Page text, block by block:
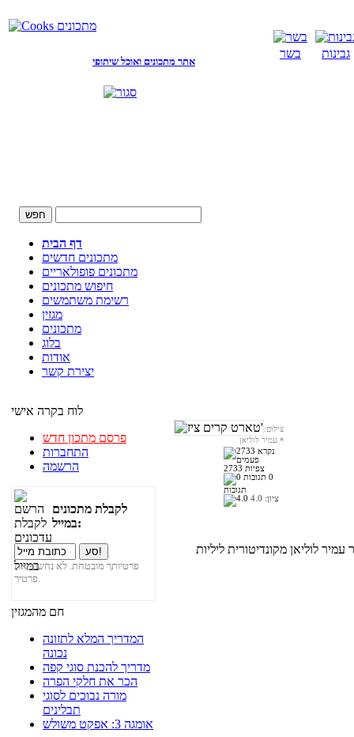
אתר מתכונים ואוכל שיתופי
בשר גבינות
דף הבית
מתכונים חדשים
מתכונים פופולאריים
חיפוש מתכונים
רשימת משתמשים
מגזין
מתכונים
בלוג
אודות
יצירת קשר
לוח בקרה אישי
פרסם מתכון חדש
התחברות
הרשמה
לקבלת מתכונים
במייל:
פרטיותך מובטחת. לא נחשוף את
פרטיך.
חם מהמגזין
המדריך המלא לתזונה
נכונה
מדריך להכנת סוגי קפה
הכר את חלקי הפרה
מורה נבוכים לסוגי
תבלינים
אומגה 3: אפקט משולש
צילום:
*
2733 צפיות
0
תגובות
ציון: 4.0
לוליאן מקונדיטורית ליליות